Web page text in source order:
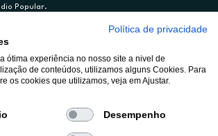
Popular.
de €1.500, reembolsado em 12 meses, TAN
pelo Cetelem, marca BNP Paribas Personal
em Portugal. Informe-se no 21 721 90 00 (dias
S.A. (Registo BdP848) atua como
a título acessório e com exclusividade (registo
Política de privacidade
ótima experiência no nosso site a nivel de
de conteúdos, utilizamos alguns Cookies. Para
os cookies que utilizamos, veja em Ajustar.
Desempenho